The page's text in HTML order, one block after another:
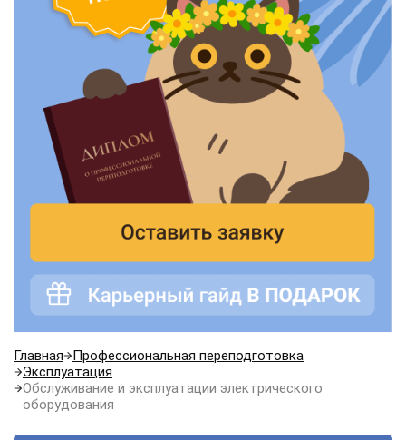
Главная
Профессиональная переподготовка
Эксплуатация
Обслуживание и эксплуатации электрического
оборудования